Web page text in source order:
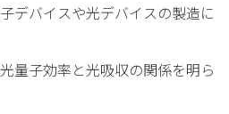
デバイスや光デバイスの製造に
量子効率と光吸収の関係を明ら